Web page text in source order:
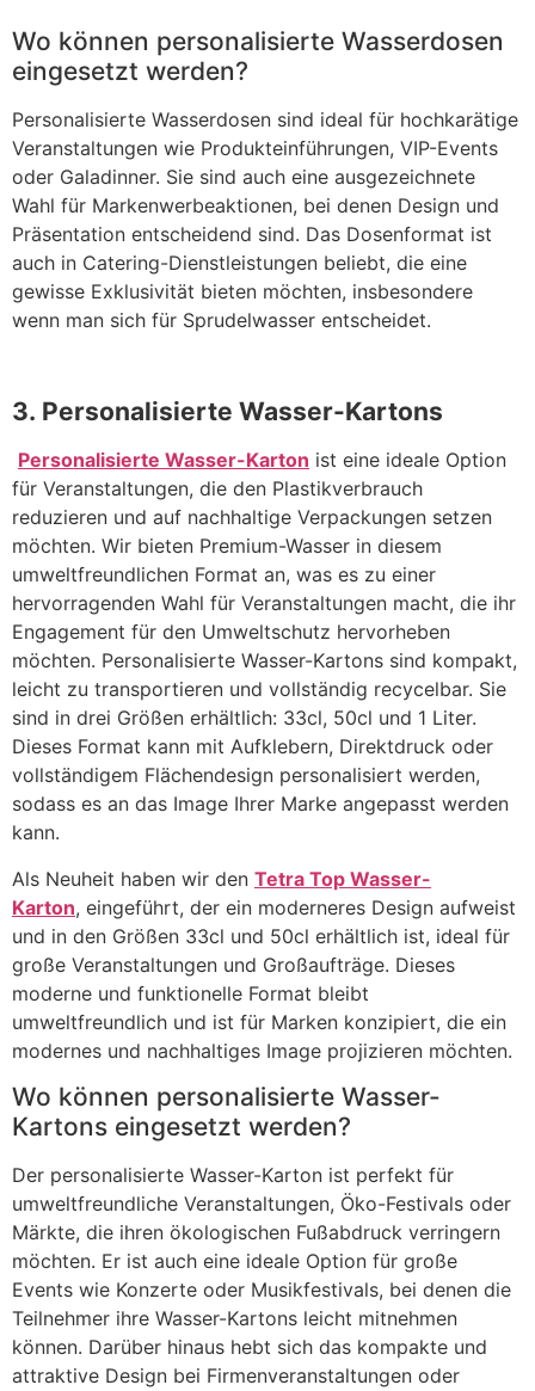
Wo können personalisierte Wasserdosen
eingesetzt werden?
Personalisierte Wasserdosen sind ideal für hochkarätige
Veranstaltungen wie Produkteinführungen, VIP-Events
oder Galadinner. Sie sind auch eine ausgezeichnete
Wahl für Markenwerbeaktionen, bei denen Design und
Präsentation entscheidend sind. Das Dosenformat ist
auch in Catering-Dienstleistungen beliebt, die eine
gewisse Exklusivität bieten möchten, insbesondere
wenn man sich für Sprudelwasser entscheidet.
3. Personalisierte Wasser-Kartons
Personalisierte Wasser-Karton ist eine ideale Option
für Veranstaltungen, die den Plastikverbrauch
reduzieren und auf nachhaltige Verpackungen setzen
möchten. Wir bieten Premium-Wasser in diesem
umweltfreundlichen Format an, was es zu einer
hervorragenden Wahl für Veranstaltungen macht, die ihr
Engagement für den Umweltschutz hervorheben
möchten. Personalisierte Wasser-Kartons sind kompakt,
leicht zu transportieren und vollständig recycelbar. Sie
sind in drei Größen erhältlich: 33cl, 50cl und 1 Liter.
Dieses Format kann mit Aufklebern, Direktdruck oder
vollständigem Flächendesign personalisiert werden,
sodass es an das Image Ihrer Marke angepasst werden
kann.
Als Neuheit haben wir den Tetra Top Wasser-
Karton, eingeführt, der ein moderneres Design aufweist
und in den Größen 33cl und 50cl erhältlich ist, ideal für
große Veranstaltungen und Großaufträge. Dieses
moderne und funktionelle Format bleibt
umweltfreundlich und ist für Marken konzipiert, die ein
modernes und nachhaltiges Image projizieren möchten.
Wo können personalisierte Wasser-
Kartons eingesetzt werden?
Der personalisierte Wasser-Karton ist perfekt für
umweltfreundliche Veranstaltungen, Öko-Festivals oder
Märkte, die ihren ökologischen Fußabdruck verringern
möchten. Er ist auch eine ideale Option für große
Events wie Konzerte oder Musikfestivals, bei denen die
Teilnehmer ihre Wasser-Kartons leicht mitnehmen
können. Darüber hinaus hebt sich das kompakte und
attraktive Design bei Firmenveranstaltungen oder